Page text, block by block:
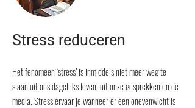
Stress reduceren
Het fenomeen ‘stress’ is inmiddels niet meer weg te
slaan uit ons dagelijks leven, uit onze gesprekken en de
media. Stress ervaar je wanneer er een onevenwicht is